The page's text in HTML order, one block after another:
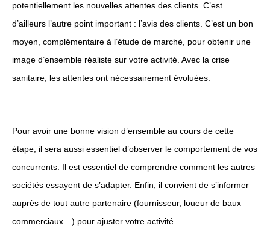
potentiellement les nouvelles attentes des clients. C’est
d’ailleurs l’autre point important : l’avis des clients. C’est un bon
moyen, complémentaire à l’étude de marché, pour obtenir une
image d’ensemble réaliste sur votre activité. Avec la crise
sanitaire, les attentes ont nécessairement évoluées.
Pour avoir une bonne vision d’ensemble au cours de cette
étape, il sera aussi essentiel d’observer le comportement de vos
concurrents. Il est essentiel de comprendre comment les autres
sociétés essayent de s’adapter. Enfin, il convient de s’informer
auprès de tout autre partenaire (fournisseur, loueur de baux
commerciaux…) pour ajuster votre activité.